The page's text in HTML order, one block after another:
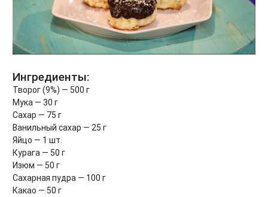
Ингредиенты:
Творог (9%) — 500 г
Мука — 30 г
Сахар — 75 г
Ванильный сахар — 25 г
Яйцо — 1 шт.
Курага — 50 г
Изюм — 50 г
Сахарная пудра — 100 г
Какао — 50 г